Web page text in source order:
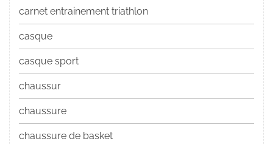
carnet entrainement triathlon
casque
casque sport
chaussur
chaussure
chaussure de basket